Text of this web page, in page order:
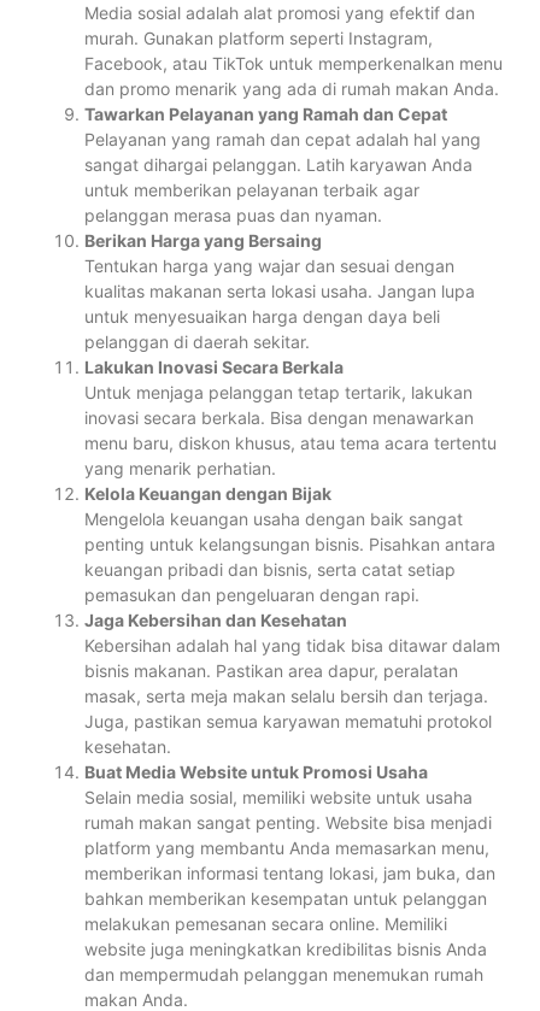
Media sosial adalah alat promosi yang efektif dan
murah. Gunakan platform seperti Instagram,
Facebook, atau TikTok untuk memperkenalkan menu
dan promo menarik yang ada di rumah makan Anda.
Tawarkan Pelayanan yang Ramah dan Cepat
Pelayanan yang ramah dan cepat adalah hal yang
sangat dihargai pelanggan. Latih karyawan Anda
untuk memberikan pelayanan terbaik agar
pelanggan merasa puas dan nyaman.
Berikan Harga yang Bersaing
Tentukan harga yang wajar dan sesuai dengan
kualitas makanan serta lokasi usaha. Jangan lupa
untuk menyesuaikan harga dengan daya beli
pelanggan di daerah sekitar.
Lakukan Inovasi Secara Berkala
Untuk menjaga pelanggan tetap tertarik, lakukan
inovasi secara berkala. Bisa dengan menawarkan
menu baru, diskon khusus, atau tema acara tertentu
yang menarik perhatian.
Kelola Keuangan dengan Bijak
Mengelola keuangan usaha dengan baik sangat
penting untuk kelangsungan bisnis. Pisahkan antara
keuangan pribadi dan bisnis, serta catat setiap
pemasukan dan pengeluaran dengan rapi.
Jaga Kebersihan dan Kesehatan
Kebersihan adalah hal yang tidak bisa ditawar dalam
bisnis makanan. Pastikan area dapur, peralatan
masak, serta meja makan selalu bersih dan terjaga.
Juga, pastikan semua karyawan mematuhi protokol
kesehatan.
Buat Media Website untuk Promosi Usaha
Selain media sosial, memiliki website untuk usaha
rumah makan sangat penting. Website bisa menjadi
platform yang membantu Anda memasarkan menu,
memberikan informasi tentang lokasi, jam buka, dan
bahkan memberikan kesempatan untuk pelanggan
melakukan pemesanan secara online. Memiliki
website juga meningkatkan kredibilitas bisnis Anda
dan mempermudah pelanggan menemukan rumah
makan Anda.